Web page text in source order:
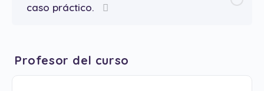
caso práctico.
Profesor del curso